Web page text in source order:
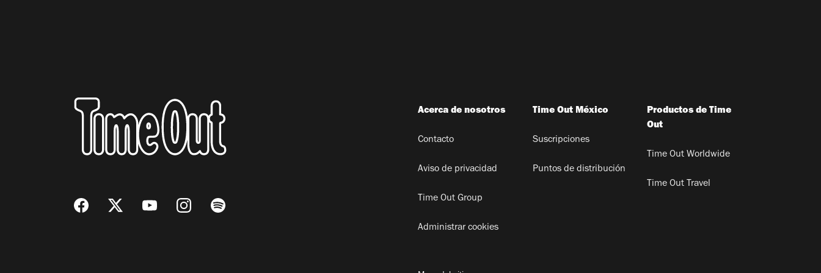
Acerca de nosotros
Contacto
Aviso de privacidad
Time Out Group
Administrar cookies
Time Out México
Suscripciones
Puntos de distribución
Productos de Time
Out
Time Out Worldwide
Time Out Travel